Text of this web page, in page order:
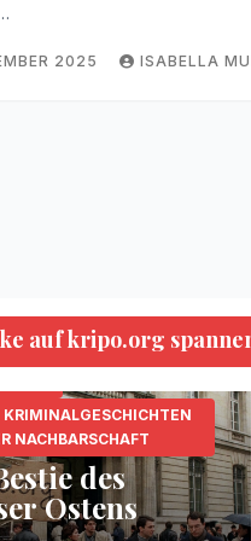
2025 ISABELLA
auf kripo.org
MORDFÄLLE
KRIMINALGESCHICHTEN
NACHBARSCHAFT
des
Ostens